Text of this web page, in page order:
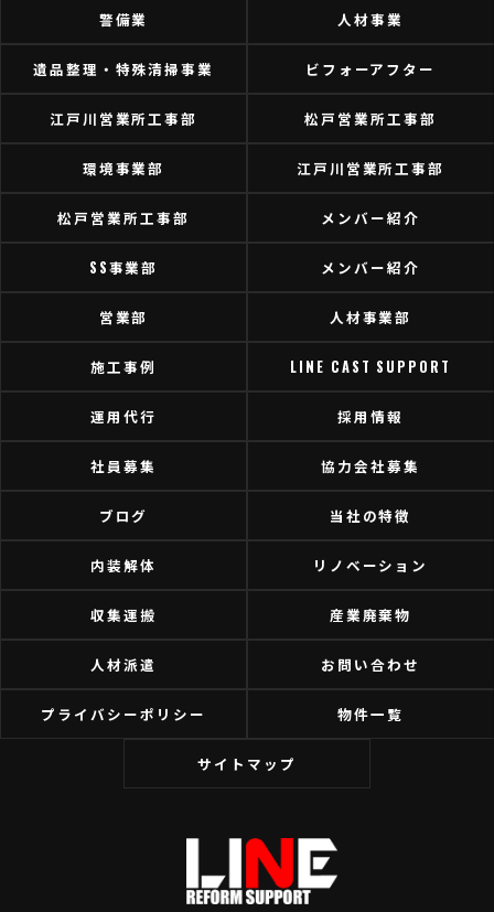
警備業 人材事業
遺品整理・特殊清掃事業 ビフォーアフター
江戸川営業所工事部 松戸営業所工事部
環境事業部 江戸川営業所工事部
松戸営業所工事部 メンバー紹介
SS事業部 メンバー紹介
営業部 人材事業部
施工事例 LINE CAST SUPPORT
運用代行 採用情報
社員募集 協力会社募集
ブログ 当社の特徴
内装解体 リノベーション
収集運搬 産業廃棄物
人材派遣 お問い合わせ
プライバシーポリシー 物件一覧
サイトマップ